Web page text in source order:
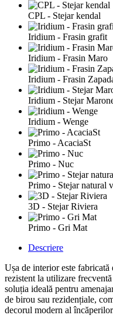
CPL - Stejar kendal
Iridium - Frasin grafit
Iridium - Frasin Maro
Iridium - Frasin
Iridium - Stejar
Iridium - Wenge
Primo - AcaciaSt
Primo - Nuc
Primo - Stejar natural
3D - Stejar Riviera
Primo - Gri Mat
Descriere
Ușa de interior este
rezistent la utilizare
soluția ideală pentru
de birou sau rezidențiale,
decorul modern al